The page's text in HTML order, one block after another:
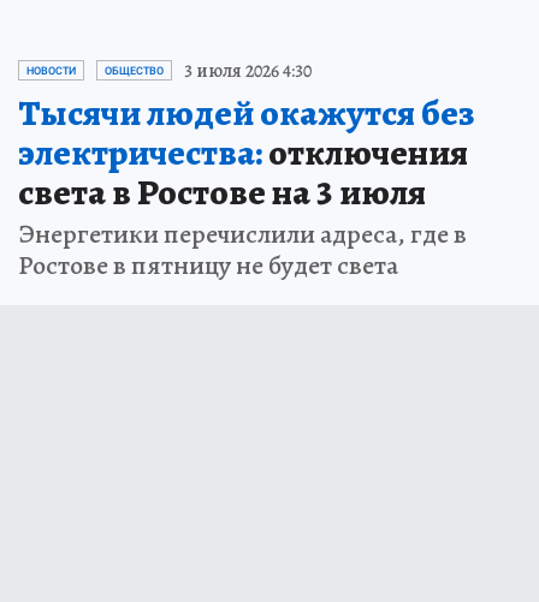
НОВОСТИ ОБЩЕСТВО 3 июля 2026 4:30
Тысячи людей окажутся без
электричества:отключения
света в Ростове на 3 июля
Энергетики перечислили адреса, где в
Ростове в пятницу не будет света